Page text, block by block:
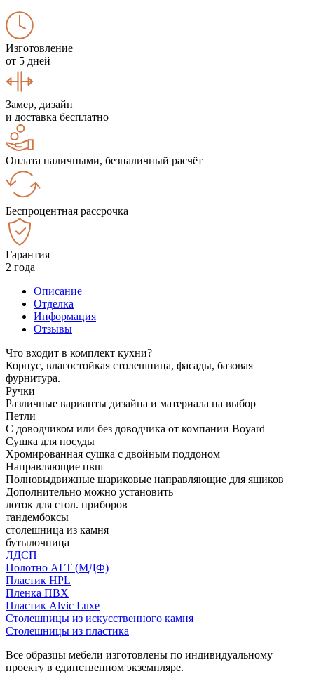
Изготовление
от 5 дней
Замер, дизайн
и доставка бесплатно
Оплата наличными, безналичный расчёт
Беспроцентная рассрочка
Гарантия
2 года
Описание
Отделка
Информация
Отзывы
Что входит в комплект кухни?
Корпус, влагостойкая столешница, фасады, базовая
фурнитура.
Ручки
Различные варианты дизайна и материала на выбор
Петли
С доводчиком или без доводчика от компании Boyard
Сушка для посуды
Хромированная сушка с двойным поддоном
Направляющие пвш
Полновыдвижные шариковые направляющие для ящиков
Дополнительно можно установить
лоток для стол. приборов
тандембоксы
столешница из камня
бутылочница
ЛДСП
Полотно АГТ (МДФ)
Пластик HPL
Пленка ПВХ
Пластик Alvic Luxe
Столешницы из искусственного камня
Столешницы из пластика
Все образцы мебели изготовлены по индивидуальному
проекту в единственном экземпляре.